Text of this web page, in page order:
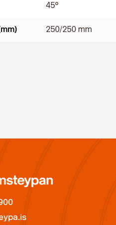
45°
250/250 mm